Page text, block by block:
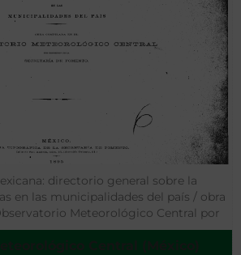
directorio general sobre la
en las municipalidades del país / obra
Meteorológico Central por
de la Secretaría de Fomento